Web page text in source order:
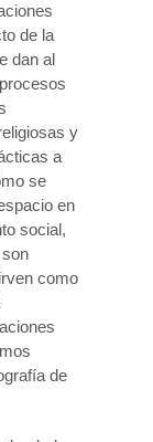
de la
dan al
y
a
se
en
social,
como
de